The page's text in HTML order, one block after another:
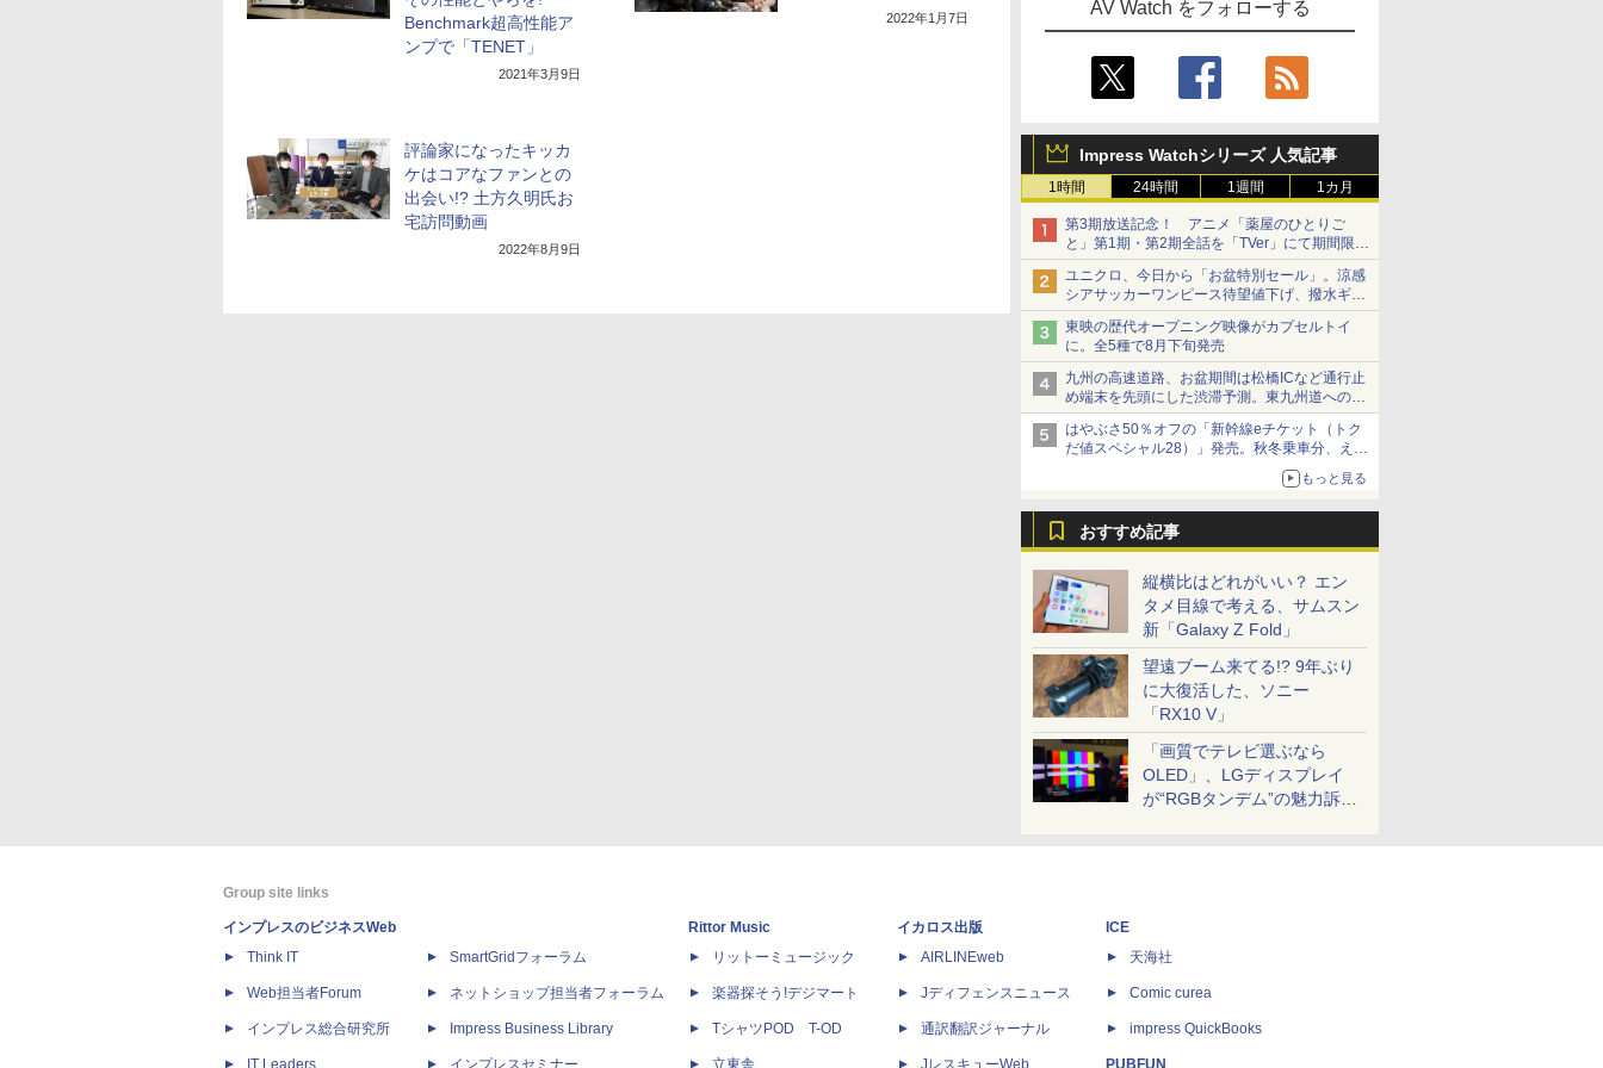
AV Watch をフォローする
Impress Watchシリーズ 人気記事
1時間 24時間 1週間 1カ月
第3期放送記念！ アニメ「薬屋のひとりご
と」第1期・第2期全話を「TVer」にて期間限定
で順次無料配信開始
ユニクロ、今日から「お盆特別セール」。涼感
シアサッカーワンピース待望値下げ、撥水ギア
ショーツは1990円に
東映の歴代オープニング映像がカプセルトイ
に。全5種で8月下旬発売
九州の高速道路、お盆期間は松橋ICなど通行止
め端末を先頭にした渋滞予測。東九州道への迂
回は料金調整を実施
はやぶさ50％オフの「新幹線eチケット（トク
だ値スペシャル28）」発売。秋冬乗車分、えき
もっと見る
おすすめ記事
縦横比はどれがいい？ エン
タメ目線で考える、サムスン
新「Galaxy Z Fold」
望遠ブーム来てる!? 9年ぶり
に大復活した、ソニー
「RX10 V」
「画質でテレビ選ぶなら
OLED」、LGディスプレイ
が“RGBタンデム”の魅力訴
Benchmark超高性能ア
ンプで「TENET」
2021年3月9日
2022年1月7日
評論家になったキッカ
ケはコアなファンとの
出会い!? 土方久明氏お
宅訪問動画
2022年8月9日
Group site links
インプレスのビジネスWeb
Think IT
Web担当者Forum
インプレス総合研究所
IT Leaders
SmartGridフォーラム
ネットショップ担当者フォーラム
Impress Business Library
インプレスセミナー
Rittor Music
リットーミュージック
楽器探そう!デジマート
TシャツPOD T-OD
立東舎
イカロス出版
AIRLINEweb
Jディフェンスニュース
通訳翻訳ジャーナル
JレスキューWeb
ICE
天海社
Comic curea
impress QuickBooks
PUBFUN